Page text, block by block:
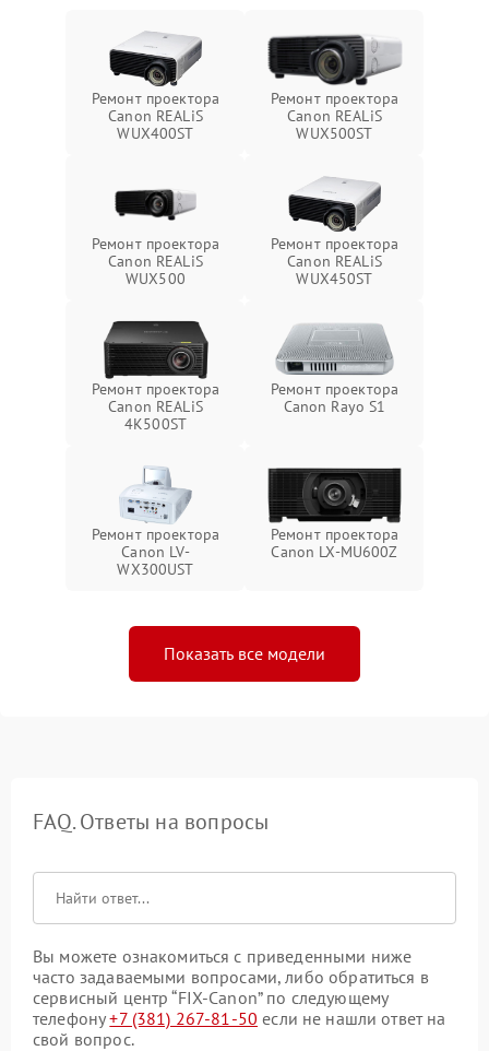
Ремонт проектора
Canon REALiS
WUX400ST
Ремонт проектора
Canon REALiS
WUX500ST
Ремонт проектора
Canon REALiS
WUX500
Ремонт проектора
Canon REALiS
WUX450ST
Ремонт проектора
Canon REALiS
4K500ST
Ремонт проектора
Canon Rayo S1
Ремонт проектора
Canon LV-
WX300UST
Ремонт проектора
Canon LX-MU600Z
Показать все модели
FAQ. Ответы на вопросы
Вы можете ознакомиться с приведенными ниже
часто задаваемыми вопросами, либо обратиться в
сервисный центр “FIX-Canon” по следующему
телефону+7 (381) 267-81-50 если не нашли ответ на
свой вопрос.